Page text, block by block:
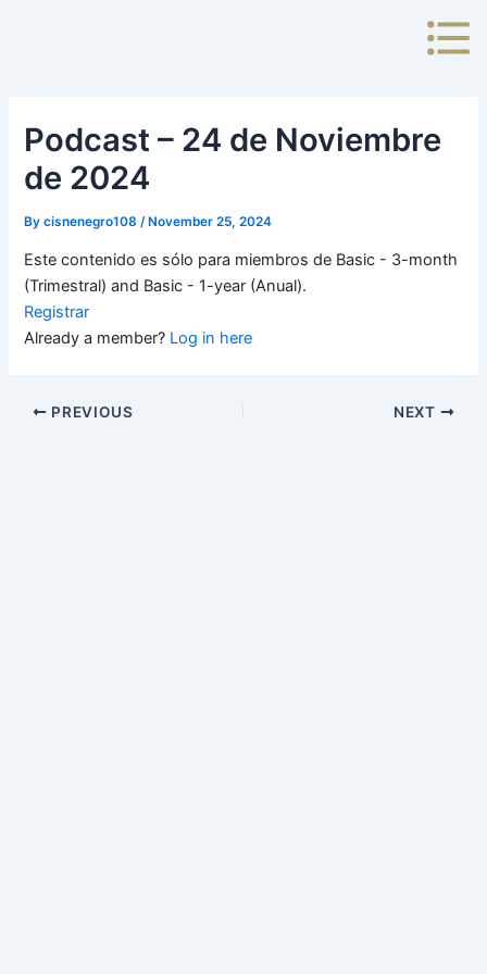
Podcast – 24 de Noviembre
de 2024
Bycisnenegro108 /November 25, 2024
Este contenido es sólo para miembros de Basic - 3-month
(Trimestral) and Basic - 1-year (Anual).
Registrar
Already a member? Log in here
PREVIOUS NEXT